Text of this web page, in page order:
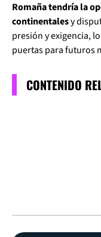
Romaña tendría la
continentalesy
presión y exigencia,
puertas para futuros
CONTENIDO